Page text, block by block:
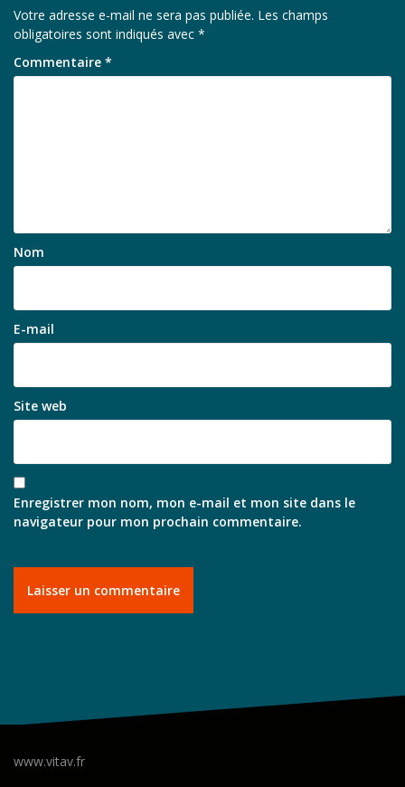
Votre adresse e-mail ne sera pas publiée. Les champs
obligatoires sont indiqués avec *
Commentaire *
Nom
E-mail
Site web
Enregistrer mon nom, mon e-mail et mon site dans le
navigateur pour mon prochain commentaire.
www.vitav.fr